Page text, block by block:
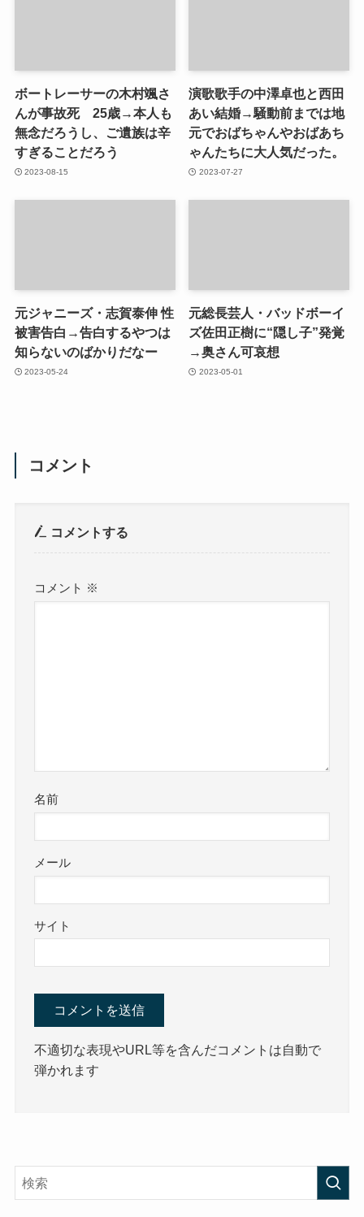
ボートレーサーの木村颯さ
んが事故死 25歳→本人も
無念だろうし、ご遺族は辛
すぎることだろう
2023-08-15
演歌歌手の中澤卓也と西田
あい結婚→騒動前までは地
元でおばちゃんやおばあち
ゃんたちに大人気だった。
2023-07-27
元ジャニーズ・志賀泰伸 性
被害告白→告白するやつは
知らないのばかりだなー
2023-05-24
元総長芸人・バッドボーイ
ズ佐田正樹に“隠し子”発覚
→奥さん可哀想
2023-05-01
コメント
コメントする
コメント ※
名前
メール
サイト
不適切な表現やURL等を含んだコメントは自動で
弾かれます